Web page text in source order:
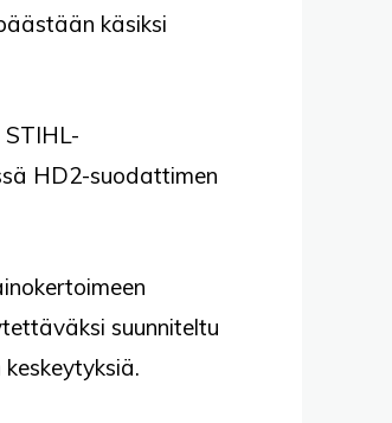
käsiksi
HD2-suodattimen
suunniteltu